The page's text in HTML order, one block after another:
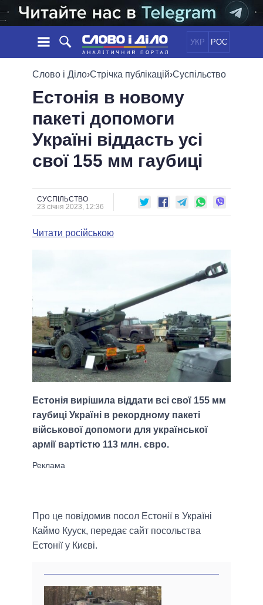
УКР РОС
НОВИНИ
СТРІЧКА
ПОДІЇ
СТАТТІ
ДУМКИ
ОГЛЯДИ
ДАЙДЖЕСТИ
ПОЛІТИКА
ЕКОНОМІКА
СУСПІЛЬСТВО
ОБIЦЯНКИ
ПОЛIТИКИ
УСІ ПОЛІТИКИ
ПРЕЗИДЕНТ І ОФІС
ВЕРХОВНА РАДА
КАБІНЕТ МІНІСТРІВ
МЕРИ МІСТ
ІНФОГРАФІКА
ПІДТРИМАТИ
ПОРІВНЯННЯ ПОЛІТИКІВ
Слово і Діло›Стрічка публікацій›Суспільство
Естонія в новому
пакеті допомоги
Україні віддасть усі
свої 155 мм гаубиці
СУСПІЛЬСТВО
23 січня 2023, 12:36
Читати російською
Естонія вирішила віддати всі свої 155 мм
гаубиці Україні в рекордному пакеті
військової допомоги для української
армії вартістю 113 млн. євро.
Про це повідомив посол Естонії в Україні
Каймо Кууск, передає сайт посольства
Естонії у Києві.